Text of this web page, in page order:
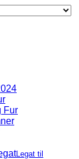
Fur
Legat til